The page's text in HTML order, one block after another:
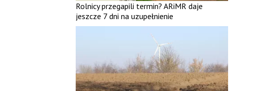
Rolnicy przegapili termin? ARiMR daje
jeszcze 7 dni na uzupełnienie